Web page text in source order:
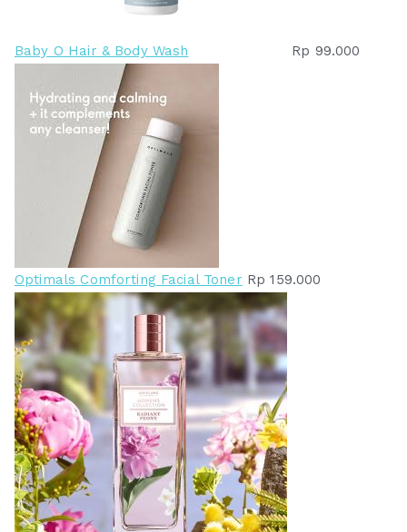
Baby O Hair & Body Wash Rp 99.000
Optimals Comforting Facial Toner Rp 159.000